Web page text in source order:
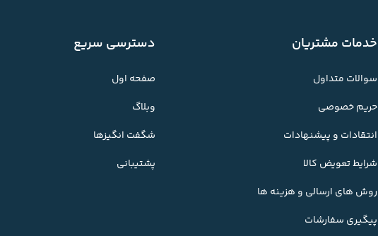
خدمات مشتریان
سوالات متداول
حریم خصوصی
انتقادات و پیشنهادات
شرایط تعویض کالا
روش های ارسالی و هزینه ها
پیگیری سفارشات
دسترسی سریع
صفحه اول
وبلاگ
شگفت انگیزها
پشتیبانی